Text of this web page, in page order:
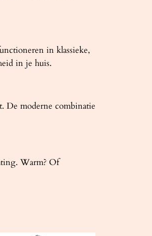
in klassieke,
in je huis.
De moderne combinatie
Warm? Of